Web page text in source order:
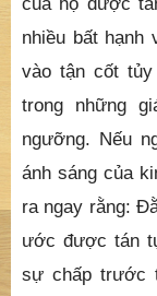
nhiều bất hạnh
vào tận cốt
trong những
ngưỡng. Nếu
ánh sáng của
ra ngay rằng:
ước được tán
sự chấp trước